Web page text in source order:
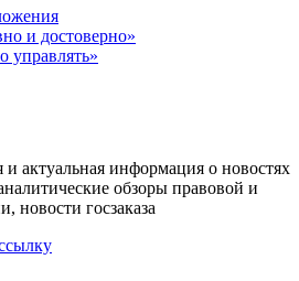
и достоверно»
управлять»
и актуальная информация о новостях
обзоры правовой и
новости госзаказа